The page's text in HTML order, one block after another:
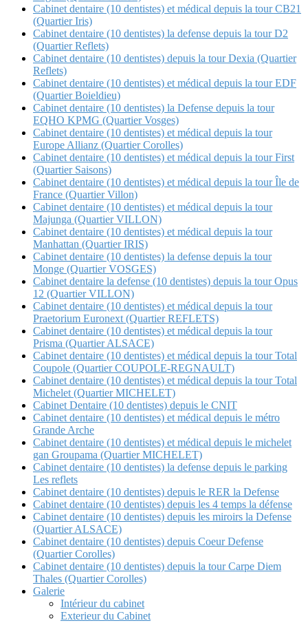
Cabinet dentaire (10 dentistes) et médical depuis la tour CB21
(Quartier Iris)
Cabinet dentaire (10 dentistes) la defense depuis la tour D2
(Quartier Reflets)
Cabinet dentaire (10 dentistes) depuis la tour Dexia (Quartier
Reflets)
Cabinet dentaire (10 dentistes) et médical depuis la tour EDF
(Quartier Boieldieu)
Cabinet dentaire (10 dentistes) la Defense depuis la tour
EQHO KPMG (Quartier Vosges)
Cabinet dentaire (10 dentistes) et médical depuis la tour
Europe Allianz (Quartier Corolles)
Cabinet dentaire (10 dentistes) et médical depuis la tour First
(Quartier Saisons)
Cabinet dentaire (10 dentistes) et médical depuis la tour Île de
France (Quartier Villon)
Cabinet dentaire (10 dentistes) et médical depuis la tour
Majunga (Quartier VILLON)
Cabinet dentaire (10 dentistes) et médical depuis la tour
Manhattan (Quartier IRIS)
Cabinet dentaire (10 dentistes) la defense depuis la tour
Monge (Quartier VOSGES)
Cabinet dentaire la defense (10 dentistes) depuis la tour Opus
12 (Quartier VILLON)
Cabinet dentaire (10 dentistes) et médical depuis la tour
Praetorium Euronext (Quartier REFLETS)
Cabinet dentaire (10 dentistes) et médical depuis la tour
Prisma (Quartier ALSACE)
Cabinet dentaire (10 dentistes) et médical depuis la tour Total
Coupole (Quartier COUPOLE-REGNAULT)
Cabinet dentaire (10 dentistes) et médical depuis la tour Total
Michelet (Quartier MICHELET)
Cabinet Dentaire (10 dentistes) depuis le CNIT
Cabinet dentaire (10 dentistes) et médical depuis le métro
Grande Arche
Cabinet dentaire (10 dentistes) et médical depuis le michelet
gan Groupama (Quartier MICHELET)
Cabinet dentaire (10 dentistes) la defense depuis le parking
Les reflets
Cabinet dentaire (10 dentistes) depuis le RER la Defense
Cabinet dentaire (10 dentistes) depuis les 4 temps la défense
Cabinet dentaire (10 dentistes) depuis les miroirs la Defense
(Quartier ALSACE)
Cabinet dentaire (10 dentistes) depuis Coeur Defense
(Quartier Corolles)
Cabinet dentaire (10 dentistes) depuis la tour Carpe Diem
Thales (Quartier Corolles)
Galerie
Intérieur du cabinet
Exterieur du Cabinet